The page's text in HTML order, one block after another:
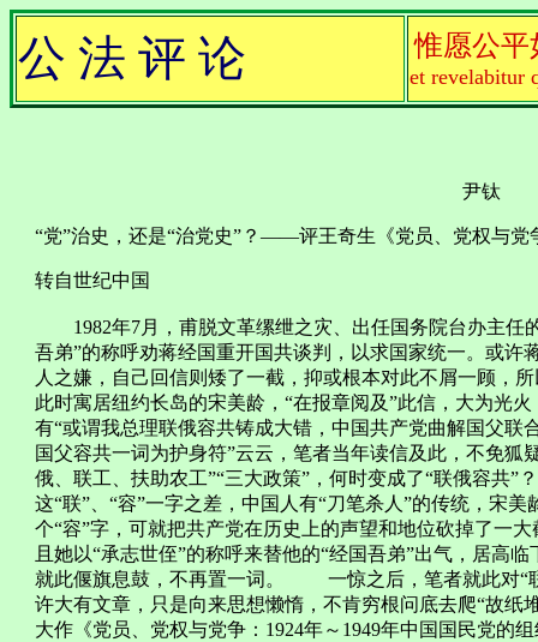
公 法 评 论 惟愿公平
et revelabitur
尹钛
“党”治史，还是“治党史”？——评王奇生《党员、党权与党
转自世纪中国
1982年7月，甫脱文革缧绁之灾、出任国务院台办主任
吾弟”的称呼劝蒋经国重开国共谈判，以求国家统一。或许
人之嫌，自己回信则矮了一截，抑或根本对此不屑一顾，
此时寓居纽约长岛的宋美龄，“在报章阅及”此信，大为光
有“或谓我总理联俄容共铸成大错，中国共产党曲解国父联
国父容共一词为护身符”云云，笔者当年读信及此，不免
俄、联工、扶助农工”“三大政策”，何时变成了“联俄容共”
这“联”、“容”一字之差，中国人有“刀笔杀人”的传统，宋
个“容”字，可就把共产党在历史上的声望和地位砍掉了一
且她以“承志世侄”的称呼来替他的“经国吾弟”出气，居高
就此偃旗息鼓，不再置一词。 一惊之后，笔者就此对“
许大有文章，只是向来思想懒惰，不肯穷根问底去爬“故纸
大作《党员、党权与党争：1924年～1949年中国国民党的